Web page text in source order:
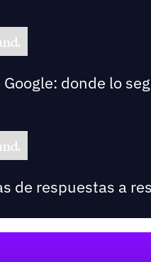
donde lo
de respuestas a